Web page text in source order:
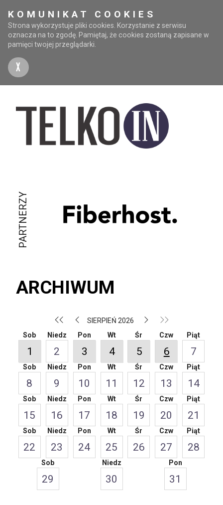
KOMUNIKAT COOKIES
Strona wykorzystuje pliki cookies. Korzystanie z serwisu
oznacza na to zgodę. Pamiętaj, że cookies zostaną zapisane w
pamięci twojej przeglądarki.
X
PARTNERZY
ARCHIWUM
SIERPIEŃ 2026
Sob
1
Niedz
2
Pon
3
Wt
4
Śr
5
Czw
6
Piąt
7
Sob
8
Niedz
9
Pon
10
Wt
11
Śr
12
Czw
13
Piąt
14
Sob
15
Niedz
16
Pon
17
Wt
18
Śr
19
Czw
20
Piąt
21
Sob
22
Niedz
23
Pon
24
Wt
25
Śr
26
Czw
27
Piąt
28
Sob
29
Niedz
30
Pon
31